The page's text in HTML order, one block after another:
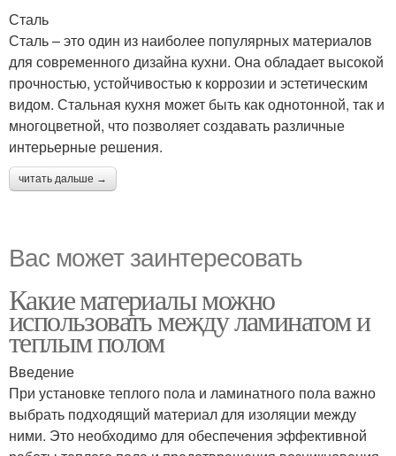
Сталь
Сталь – это один из наиболее популярных материалов
для современного дизайна кухни. Она обладает высокой
прочностью, устойчивостью к коррозии и эстетическим
видом. Стальная кухня может быть как однотонной, так и
многоцветной, что позволяет создавать различные
интерьерные решения.
читать дальше →
Вас может заинтересовать
Какие материалы можно
использовать между ламинатом и
теплым полом
Введение
При установке теплого пола и ламинатного пола важно
выбрать подходящий материал для изоляции между
ними. Это необходимо для обеспечения эффективной